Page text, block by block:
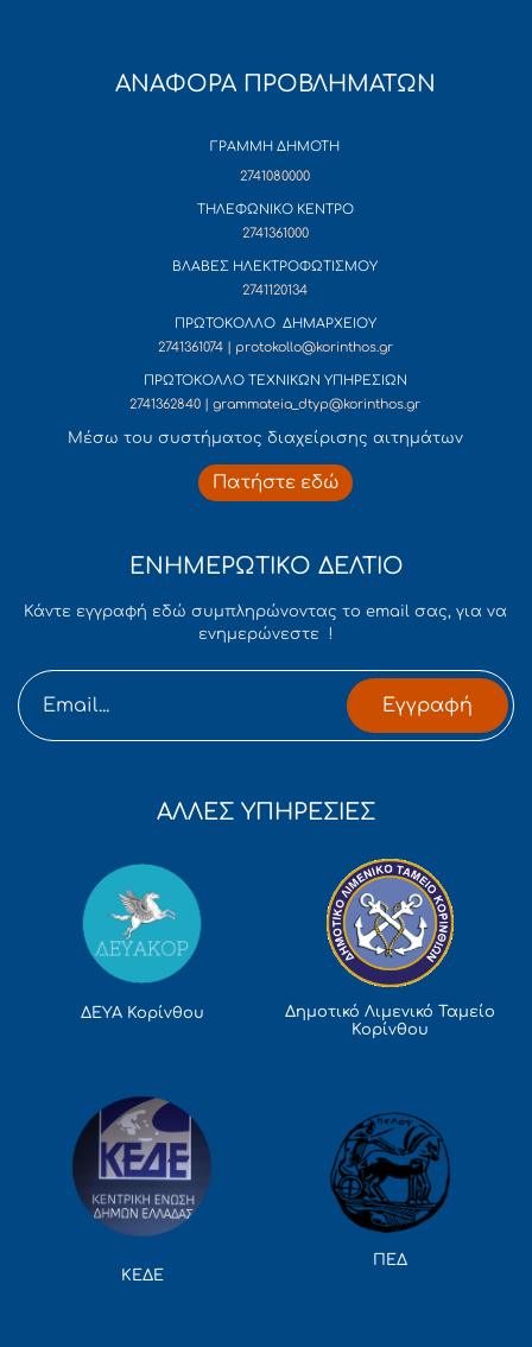
ΑΝΑΦΟΡΑ ΠΡΟΒΛΗΜΑΤΩΝ
ΓΡΑΜΜΗ ΔΗΜΟΤΗ
2741080000
ΤΗΛΕΦΩΝΙΚΟ ΚΕΝΤΡΟ
2741361000
ΒΛΑΒΕΣ ΗΛΕΚΤΡΟΦΩΤΙΣΜΟΥ
2741120134
ΠΡΩΤΟΚΟΛΛΟ ΔΗΜΑΡΧΕΙΟΥ
2741361074 | protokollo@korinthos.gr
ΠΡΩΤΟΚΟΛΛΟ ΤΕΧΝΙΚΩΝ ΥΠΗΡΕΣΙΩΝ
2741362840 | grammateia_dtyp@korinthos.gr
Mέσω του συστήματος διαχείρισης αιτημάτων
Πατήστε εδώ
ΕΝΗΜΕΡΩΤΙΚΟ ΔΕΛΤΙΟ
Κάντε εγγραφή εδώ συμπληρώνοντας το email σας, για να
ενημερώνεστε !
Εγγραφή
ΑΛΛΕΣ ΥΠΗΡΕΣΙΕΣ
ΔΕΥΑ Κορίνθου
Δημοτικό Λιμενικό Ταμείο
Κορίνθου
ΚΕΔΕ
ΠΕΔ